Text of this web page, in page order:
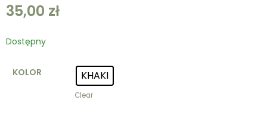
35,00 zł
Dostępny
KOLOR KHAKI
Clear